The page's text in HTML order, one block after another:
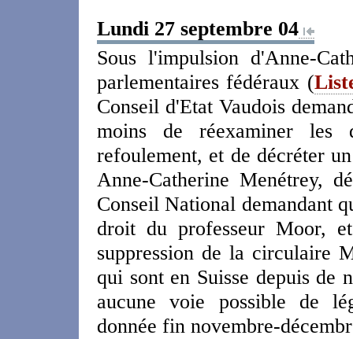
Lundi 27 septembre 04
Sous l'impulsion d'Anne-
parlementaires fédéraux (
Conseil d'Etat Vaudois
moins de réexaminer les
refoulement, et de décréter
Anne-Catherine Menétrey,
Conseil National demandant
droit du professeur Moor,
suppression de la circulaire
qui sont en Suisse depuis de
aucune voie possible de
donnée fin novembre-